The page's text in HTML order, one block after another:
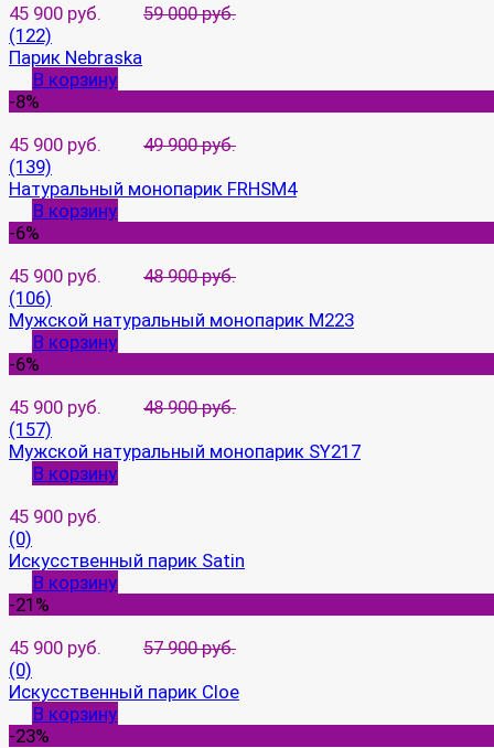
45 900 руб.
59 000 руб.
(122)
Парик Nebraska
В корзину
-8%
45 900 руб.
49 900 руб.
(139)
Натуральный монопарик FRHSM4
В корзину
-6%
45 900 руб.
48 900 руб.
(106)
Мужской натуральный монопарик M223
В корзину
-6%
45 900 руб.
48 900 руб.
(157)
Мужской натуральный монопарик SY217
В корзину
45 900 руб.
(0)
Искусственный парик Satin
В корзину
-21%
45 900 руб.
57 900 руб.
(0)
Искусственный парик Cloe
В корзину
-23%